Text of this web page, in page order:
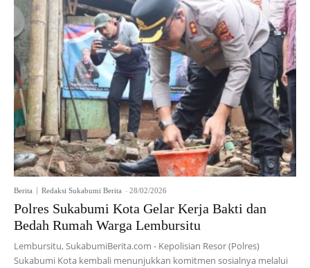
Berita Redaksi Sukabumi Berita - 28/02/2026
Polres Sukabumi Kota Gelar Kerja Bakti dan
Bedah Rumah Warga Lembursitu
Lembursitu, SukabumiBerita.com - Kepolisian Resor (Polres)
Sukabumi Kota kembali menunjukkan komitmen sosialnya melalui